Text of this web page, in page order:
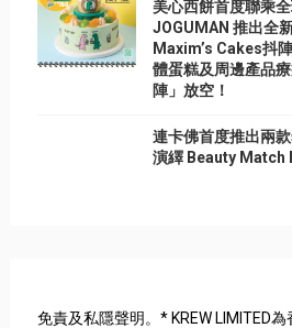
美心西餅首度聯乘
JOGUMAN 推出全
Maxim’s Cakes抖
體蛋糕及周邊產品
陣」放空！
連卡佛首度推出兩
演繹 Beauty Match
免責及私隱聲明。* KREW LIMITED